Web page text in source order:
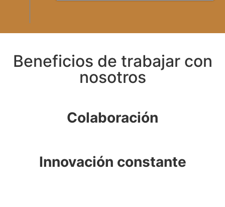
Beneficios de trabajar con
nosotros
Colaboración
Innovación constante